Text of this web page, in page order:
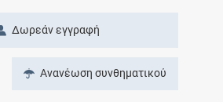
Δωρεάν εγγραφή
Ανανέωση συνθηματικού